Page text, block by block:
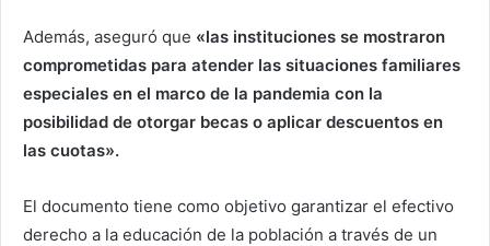
Además, aseguró que «las instituciones se mostraron
comprometidas para atender las situaciones familiares
especiales en el marco de la pandemia con la
posibilidad de otorgar becas o aplicar descuentos en
las cuotas».
El documento tiene como objetivo garantizar el efectivo
derecho a la educación de la población a través de un